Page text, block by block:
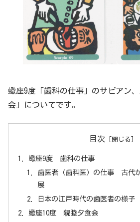
蠍座9度「歯科の仕事」のサビアン
会」についてです。
目次
蠍座9度 歯科の仕事
歯医者（歯科医）の仕事 古代
展
日本の江戸時代の歯医者の様子
蠍座10度 親睦夕食会